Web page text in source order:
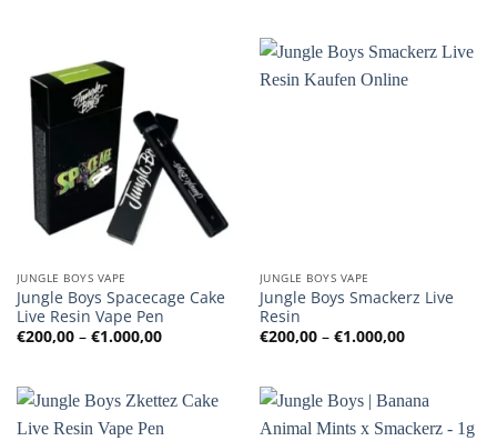
JUNGLE BOYS VAPE
Jungle Boys Spacecage Cake
Live Resin Vape Pen
€200,00 – €1.000,00Preisspanne:
€200,00
JUNGLE BOYS VAPE
Jungle Boys Smackerz Live
Resin
€200,00 – €1.000,00
€200,00